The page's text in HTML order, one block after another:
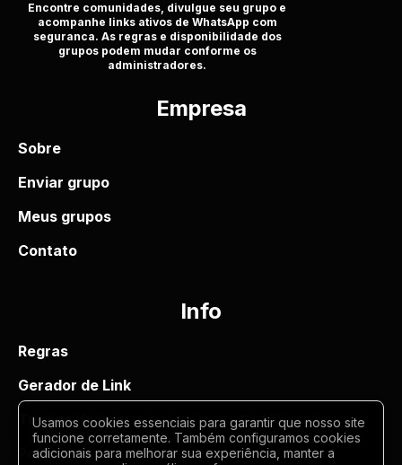
Encontre comunidades, divulgue seu grupo e
acompanhe links ativos de WhatsApp com
seguranca. As regras e disponibilidade dos
grupos podem mudar conforme os
administradores.
Empresa
Sobre
Enviar grupo
Meus grupos
Contato
Info
Regras
Gerador de Link
Termos de uso
Politica de privacidade
Usamos cookies essenciais para garantir que nosso site
funcione corretamente. Também configuramos cookies
adicionais para melhorar sua experiência, manter a